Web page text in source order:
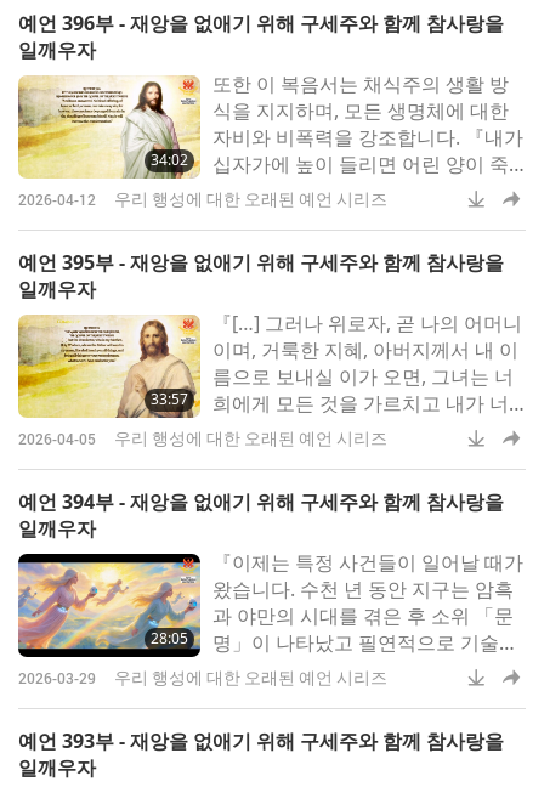
여러분이 섬기는 이들에게‍ 온전히 의
니다』‍성 12사도 복음에‍ 따르면 주
예수
예언 396부 - 재앙을 없애기 위해 구세주와 함께 참사랑을
일깨우자
34:02
또한 이 복음서는‍ 채식주의 생활 방
식을‍ 지지하며, 모든 생명체에 대한
자비와 비폭력을 강조합니다.‍ 『내가
십자가에 높이 들리면 어린 양이 죽
임을 당할 것이요. […]‍ 진실로 너희에
죽인 짐승과 새의 고기를 먹는 것을
도‍ (채식인)의 부활을
2026-04-12 우리 행성에 대한 오래된 예언 시리즈
예언 395부 - 재앙을 없애기 위해 구세주와 함께 참사랑을
일깨우자
33:57
『[…] 그러나 위로자, 곧 나의 어머니
이며, 거룩한 지혜, 아버지께서 내 이
름으로 보내실 이가 오면, 그녀는 너
희에게 모든 것을 가르치고 내가 너
희에게 말한 모든 것을 기억나게 하
어‍ 우리에게 은혜를 베푸셨네.‍ 겟세
으셨고‍ 다시 갈보리에서‍ 십자
2026-04-05 우리 행성에 대한 오래된 예언 시리즈
예언 394부 - 재앙을 없애기 위해 구세주와 함께 참사랑을
일깨우자
28:05
『이제는 특정 사건들이‍ 일어날 때가
왔습니다.‍ 수천 년 동안 지구는 암흑
과 야만의 시대를 겪은 후 소위 「문
명」이 나타났고‍ 필연적으로 기술이‍
발전하게 되었습니다.‍ 이 발전은‍ 지
이 존재했던 것은‍ 14,500년 전입니
2026-03-29 우리 행성에 대한 오래된 예언 시리즈
예언 393부 - 재앙을 없애기 위해 구세주와 함께 참사랑을
일깨우자